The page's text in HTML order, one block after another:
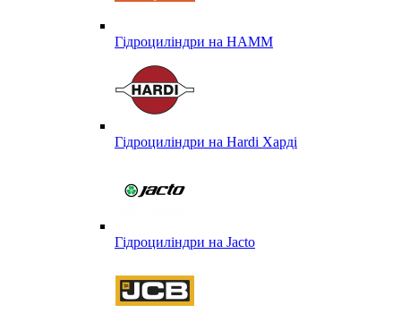
Гідроциліндри на HAMM
Гідроциліндри на Hardi Харді
Гідроциліндри на Jacto